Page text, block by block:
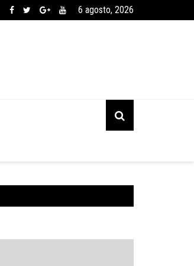
6 agosto, 2026